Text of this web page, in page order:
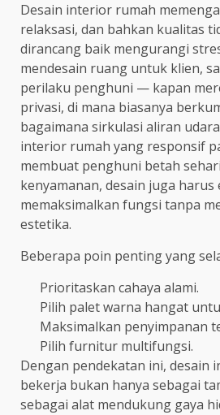
Desain interior rumah
relaksasi, dan bahkan kualitas
dirancang baik mengurangi
mendesain ruang untuk klien,
perilaku penghuni — kapan
privasi, di mana biasanya
bagaimana sirkulasi aliran
interior rumah yang responsif
membuat penghuni betah
kenyamanan, desain juga harus
memaksimalkan fungsi tanpa
estetika.
Beberapa poin penting yang
Prioritaskan cahaya alami.
Pilih palet warna hangat
Maksimalkan penyimpanan
Pilih furnitur multifungsi.
Dengan pendekatan ini, desain
bekerja bukan hanya sebagai
sebagai alat mendukung gaya